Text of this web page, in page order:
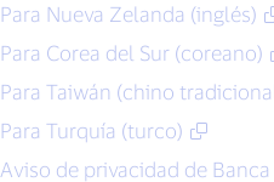
Para Nueva Zelanda (inglés)
Para Corea del Sur (coreano)
Para Taiwán (chino
Para Turquía (turco)
Aviso de privacidad de